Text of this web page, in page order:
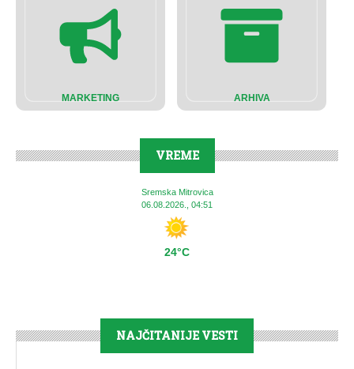
MARKETING ARHIVA
VREME
Sremska Mitrovica
06.08.2026., 04:51
24°C
NAJČITANIJE VESTI